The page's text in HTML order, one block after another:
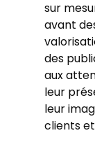
sur
avant
des
aux
leur
leur
clients